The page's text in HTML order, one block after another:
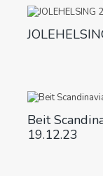
Beit
19.12.23